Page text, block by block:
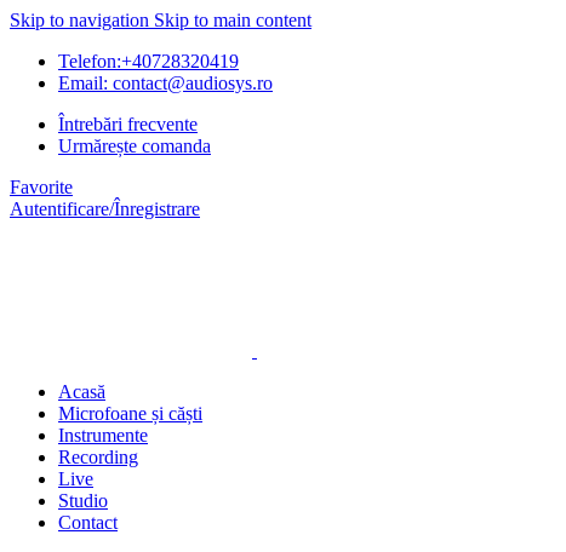
Skip to navigation Skip to main content
Telefon:+40728320419
Email: contact@audiosys.ro
Întrebări frecvente
Urmărește comanda
Favorite
Autentificare/Înregistrare
Acasă
Microfoane și căști
Instrumente
Recording
Live
Studio
Contact